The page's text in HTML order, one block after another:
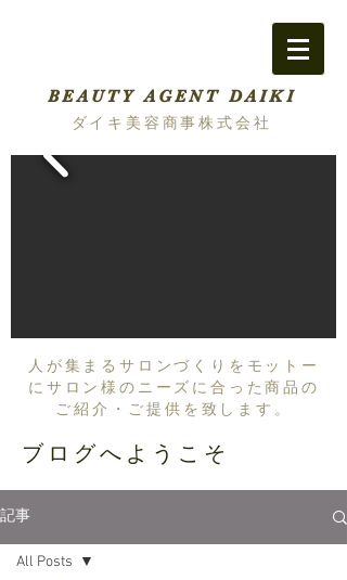
BEAUTY AGENT DAIKI
ダイキ美容商事株式会社
人が集まるサロンづくりをモットー
にサロン様のニーズに合った商品の
ご紹介・ご提供を致します。
ブログへようこそ
記事
All Posts